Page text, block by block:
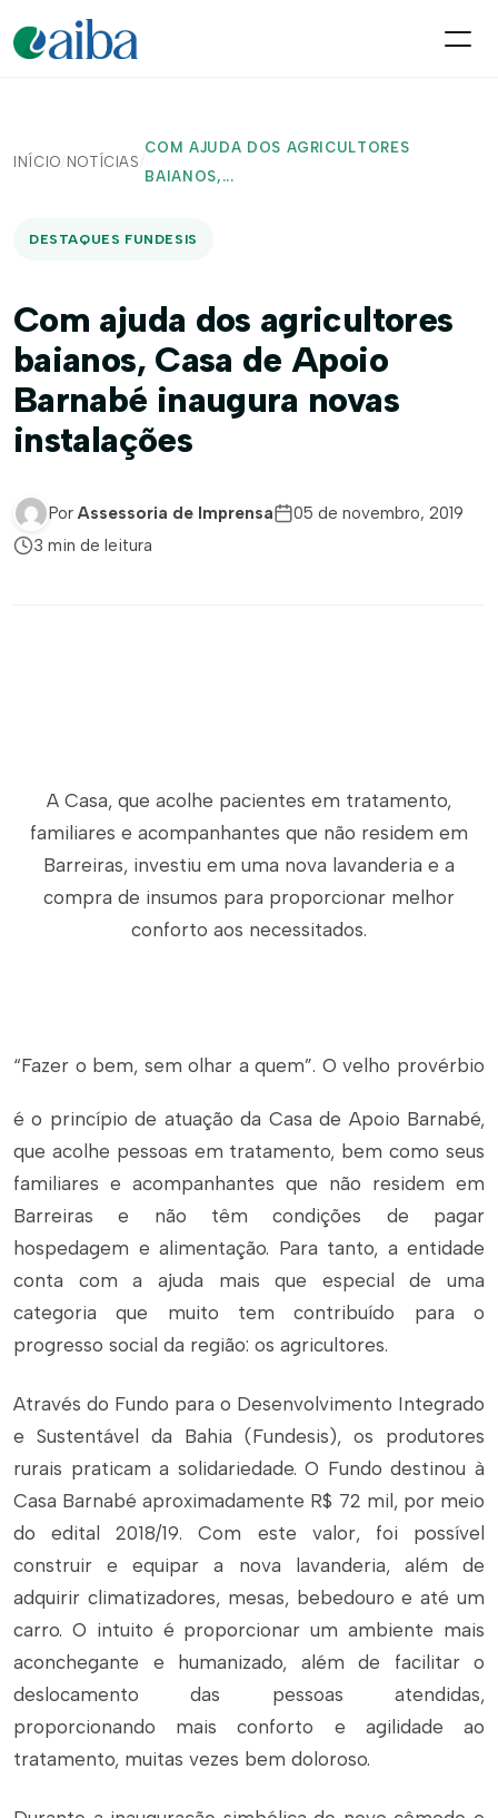
INÍCIO/ NOTÍCIAS /
COM AJUDA DOS AGRICULTORES
BAIANOS,...
DESTAQUES FUNDESIS
Com ajuda dos agricultores
baianos, Casa de Apoio
Barnabé inaugura novas
instalações
Por Assessoria de Imprensa
05 de novembro, 2019
3 min de leitura
A Casa, que acolhe pacientes em tratamento,
familiares e acompanhantes que não residem em
Barreiras, investiu em uma nova lavanderia e a
compra de insumos para proporcionar melhor
conforto aos necessitados.
“Fazer o bem, sem olhar a quem”. O velho provérbio
é o princípio de atuação da Casa de Apoio Barnabé,
que acolhe pessoas em tratamento, bem como seus
familiares e acompanhantes que não residem em
Barreiras e não têm condições de pagar
hospedagem e alimentação. Para tanto, a entidade
conta com a ajuda mais que especial de uma
categoria que muito tem contribuído para o
progresso social da região: os agricultores.
Através do Fundo para o Desenvolvimento Integrado
e Sustentável da Bahia (Fundesis), os produtores
rurais praticam a solidariedade. O Fundo destinou à
Casa Barnabé aproximadamente R$ 72 mil, por meio
do edital 2018/19. Com este valor, foi possível
construir e equipar a nova lavanderia, além de
adquirir climatizadores, mesas, bebedouro e até um
carro. O intuito é proporcionar um ambiente mais
aconchegante e humanizado, além de facilitar o
deslocamento das pessoas atendidas,
proporcionando mais conforto e agilidade ao
tratamento, muitas vezes bem doloroso.